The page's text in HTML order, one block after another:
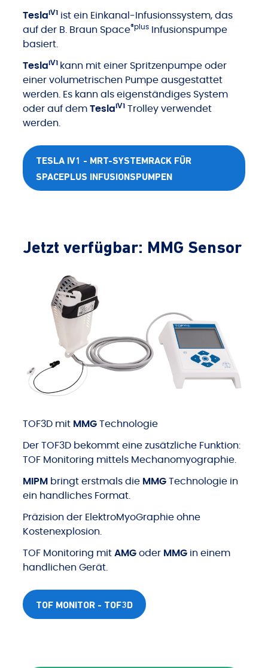
TeslaiV1 ist ein Einkanal-Infusionssystem, das
auf der B. Braun Space®plus
Infusionspumpe
basiert.
TeslaiV1 kann mit einer Spritzenpumpe oder
einer volumetrischen Pumpe ausgestattet
werden. Es kann als eigenständiges System
oder auf demTeslaiV1 Trolley verwendet
werden.
TESLA IV1 - MRT-SYSTEMRACK FÜR
SPACEPLUS INFUSIONSPUMPEN
Jetzt verfügbar: MMG Sensor
TOF3D mit MMGTechnologie
Der TOF3D bekommt eine zusätzliche Funktion:
TOF Monitoring mittels Mechanomyographie.
MIPM bringt erstmals die MMGTechnologie in
ein handliches Format.
Präzision der ElektroMyoGraphie ohne
Kostenexplosion.
TOF Monitoring mit AMGoder MMG in einem
handlichen Gerät.
TOF MONITOR - TOF3D